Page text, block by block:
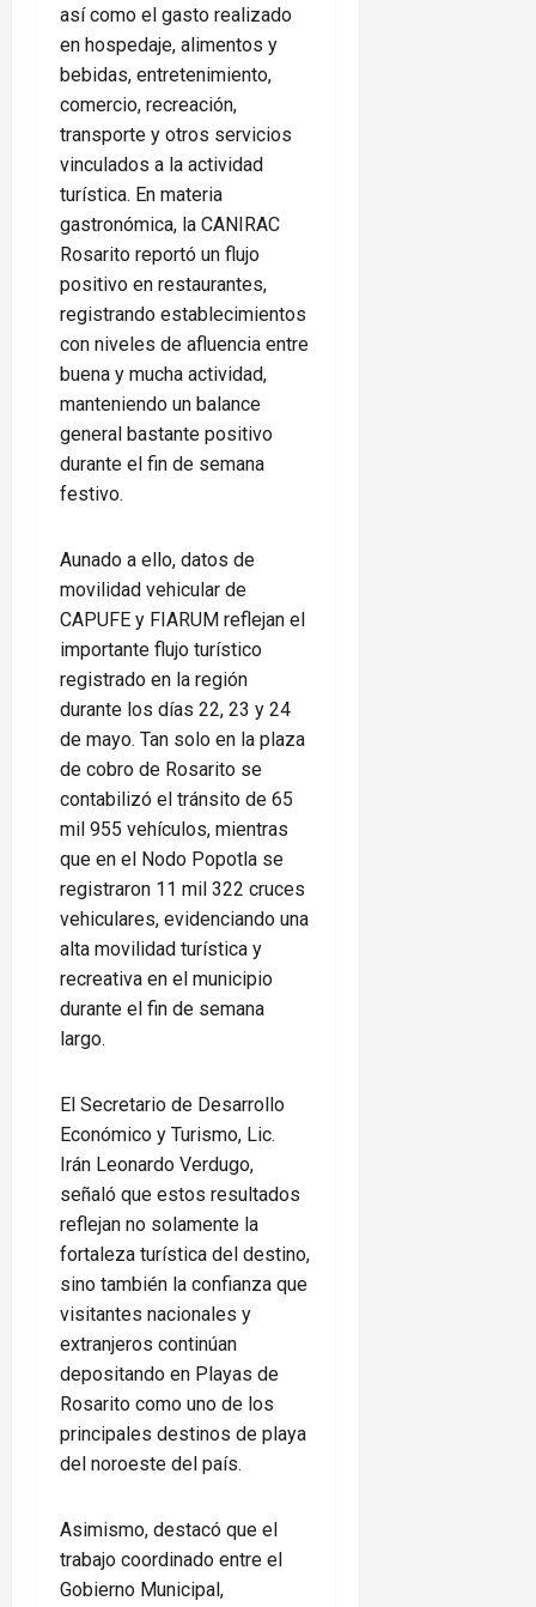
así como el gasto realizado
en hospedaje, alimentos y
bebidas, entretenimiento,
comercio, recreación,
transporte y otros servicios
vinculados a la actividad
turística. En materia
gastronómica, la CANIRAC
Rosarito reportó un flujo
positivo en restaurantes,
registrando establecimientos
con niveles de afluencia entre
buena y mucha actividad,
manteniendo un balance
general bastante positivo
durante el fin de semana
festivo.
Aunado a ello, datos de
movilidad vehicular de
CAPUFE y FIARUM reflejan el
importante flujo turístico
registrado en la región
durante los días 22, 23 y 24
de mayo. Tan solo en la plaza
de cobro de Rosarito se
contabilizó el tránsito de 65
mil 955 vehículos, mientras
que en el Nodo Popotla se
registraron 11 mil 322 cruces
vehiculares, evidenciando una
alta movilidad turística y
recreativa en el municipio
durante el fin de semana
largo.
El Secretario de Desarrollo
Económico y Turismo, Lic.
Irán Leonardo Verdugo,
señaló que estos resultados
reflejan no solamente la
fortaleza turística del destino,
sino también la confianza que
visitantes nacionales y
extranjeros continúan
depositando en Playas de
Rosarito como uno de los
principales destinos de playa
del noroeste del país.
Asimismo, destacó que el
trabajo coordinado entre el
Gobierno Municipal,